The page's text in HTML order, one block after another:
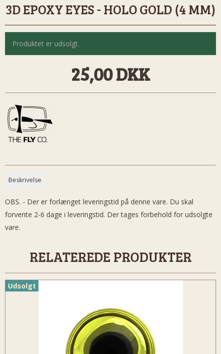
3D EPOXY EYES - HOLO GOLD (4 MM)
Produktet er udsolgt.
25,00 DKK
Beskrivelse
OBS. - Der er forlænget leveringstid på denne vare. Du skal
forvente 2-6 dage i leveringstid. Der tages forbehold for udsolgte
vare.
RELATEREDE PRODUKTER
Udsolgt